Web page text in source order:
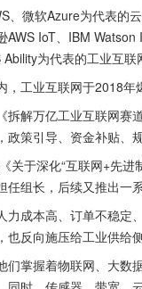
、微软Azure为代表的
AWS IoT、IBM
为代表的工业互联
，工业互联网于2018年
拆解万亿工业互联网
政策引导、资金补贴、
关于深化“互联网+先
任组长，后续又推出一
力成本高、订单不稳定
也反向施压给工业供给
们掌握着物联网、大